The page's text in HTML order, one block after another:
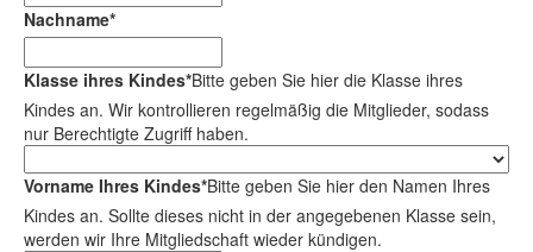
Nachname*
Klasse ihres Kindes*Bitte geben Sie hier die Klasse ihres
Kindes an. Wir kontrollieren regelmäßig die Mitglieder, sodass
nur Berechtigte Zugriff haben.
Vorname Ihres Kindes*Bitte geben Sie hier den Namen Ihres
Kindes an. Sollte dieses nicht in der angegebenen Klasse sein,
werden wir Ihre Mitgliedschaft wieder kündigen.